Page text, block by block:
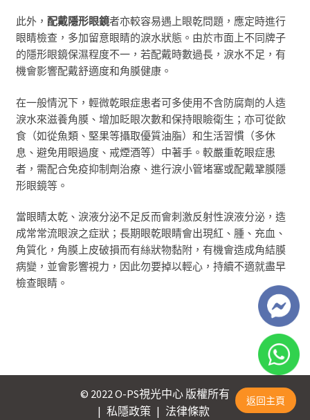
此外， 配戴隱形眼鏡者亦較容易遇上眼乾問題， 應定時進行
眼睛檢查，多加留意眼睛的淚水狀態 。 由於市面上不同牌子
的隱形眼鏡保濕程度不一，若配戴時數過長，淚水不足，有
機會影響配戴舒適度和角膜健康。
在一般情況下， 輕微乾眼症患者可多使用不含防腐劑的人造
淚水來滋養角膜、 增加眨眼次數和保持眼瞼衛生 ； 亦可從飲
食（如從魚類、堅果等攝取優質油脂）和生活習慣（多休
息、 避免用眼過度、 戒煙酒等）中著手。 較嚴重乾眼症患
者，需配合免疫抑制劑治療、進行淚小管堵塞或配戴鞏膜隱
形眼鏡等。
當眼睛太乾、淚液分泌不足反而會刺激反射性淚液分泌， 造
成常常流眼淚之症狀；長期眼乾眼睛會出現紅、腫、充血、
角質化，角膜上皮破損而有絲狀物黏附，有機會造成角結膜
病變，並會影響視力 ， 因此勿要掉以輕心，持續不適就盡早
檢查眼睛。
返回主頁
© 2022 O-PS視光中心 版權所有
| 私隱政策 | 法律條款